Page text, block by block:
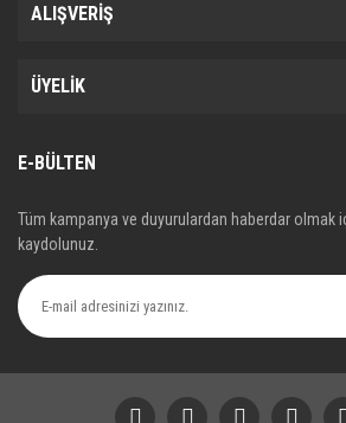
ALIŞVERİŞ
ÜYELİK
E-BÜLTEN
Tüm kampanya ve duyurulardan haberdar olmak
kaydolunuz.